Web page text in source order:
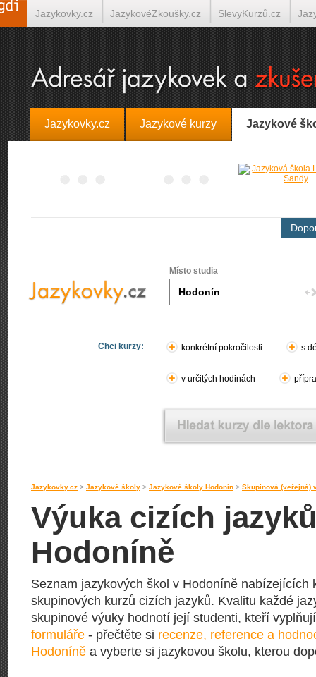
Jazykovky.cz Jazykové kurzy Jazykové
Místo studia
Chci kurzy: konkrétní pokročilosti s
v určitých hodinách
Jazykovky.cz > Jazykové školy > Jazykové školy Hodonín > Skupinová (veřejná)
Výuka cizích
Hodoníně
Seznam jazykových škol v Hodoníně nabízejících
skupinových kurzů cizích jazyků. Kvalitu každé
skupinové výuky hodnotí její studenti, kteří
formuláře - přečtěte si recenze, reference a
Hodoníně a vyberte si jazykovou školu, kterou
Jazykovky.cz JazykovéZkoušky.cz SlevyKurzů.cz
Španělština on-line Italština on-line Tlumočení-